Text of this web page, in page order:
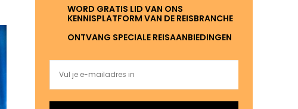
WORD GRATIS LID VAN ONS
KENNISPLATFORM VAN DE REISBRANCHE
ONTVANG SPECIALE REISAANBIEDINGEN